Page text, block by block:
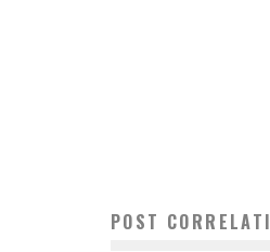
POST CORRELATI